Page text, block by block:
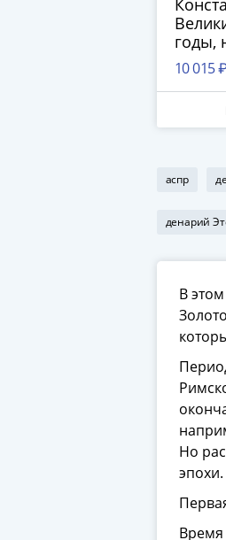
годы,
10 015
аспр
денарий
В
Но
эпохи.
Время